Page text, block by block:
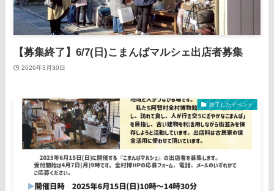
【募集終了】6/7(日)こまんばマルシェ出店者募集
2026年3月30日
終了したイベント